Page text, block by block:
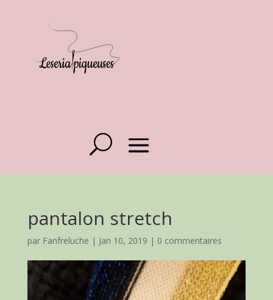
pantalon stretch
par Fanfreluche | Jan 10, 2019 | 0 commentaires